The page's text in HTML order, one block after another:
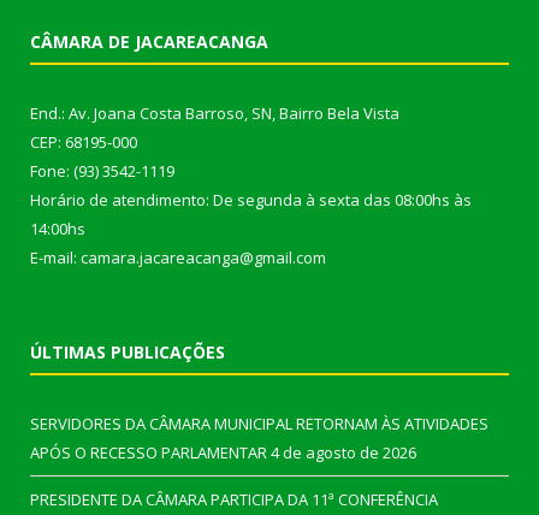
CÂMARA DE JACAREACANGA
End.: Av. Joana Costa Barroso, SN, Bairro Bela Vista
CEP: 68195-000
Fone: (93) 3542-1119
Horário de atendimento: De segunda à sexta das 08:00hs às
14:00hs
E-mail: camara.jacareacanga@gmail.com
ÚLTIMAS PUBLICAÇÕES
SERVIDORES DA CÂMARA MUNICIPAL RETORNAM ÀS ATIVIDADES
APÓS O RECESSO PARLAMENTAR4 de agosto de 2026
PRESIDENTE DA CÂMARA PARTICIPA DA 11ª CONFERÊNCIA